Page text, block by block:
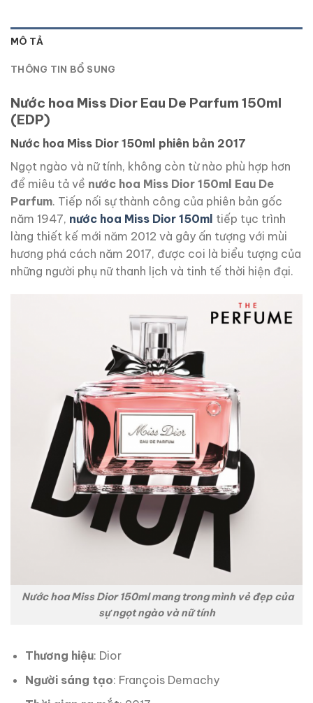
MÔ TẢ
THÔNG TIN BỔ SUNG
Nước hoa Miss Dior Eau De Parfum 150ml
(EDP)
Nước hoa Miss Dior 150ml phiên bản 2017
Ngọt ngào và nữ tính, không còn từ nào phù hợp hơn
để miêu tả về nước hoa Miss Dior 150ml Eau De
Parfum. Tiếp nối sự thành công của phiên bản gốc
năm 1947, nước hoa Miss Dior 150ml tiếp tục trình
làng thiết kế mới năm 2012 và gây ấn tượng với mùi
hương phá cách năm 2017, được coi là biểu tượng của
những người phụ nữ thanh lịch và tinh tế thời hiện đại.
Nước hoa Miss Dior 150ml mang trong mình vẻ đẹp của
sự ngọt ngào và nữ tính
Thương hiệu: Dior
Người sáng tạo: François Demachy